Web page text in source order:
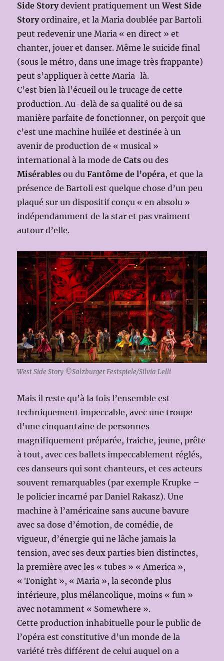
Side Storydevient pratiquement unWest Side
Storyordinaire, et la Maria doublée par Bartoli
peut redevenir une Maria « en direct » et
chanter, jouer et danser. Même le suicide final
(sous le métro, dans une image très frappante)
peut s’appliquer à cette Maria-là.
C’est bien là l’écueil ou le trucage de cette
production. Au-delà de sa qualité ou de sa
manière parfaite de fonctionner, on perçoit que
c’est une machine huilée et destinée à un
avenir de production de « musical »
international à la mode deCats ou des
Misérables ou duFantôme de l’opéra, et que la
présence de Bartoli est quelque chose d’un peu
plaqué sur un dispositif conçu « en absolu »
indépendamment de la star et pas vraiment
autour d’elle.
West Side Story ©Salzburger Festspiele/Silvia Lelli
Mais il reste qu’à la fois l’ensemble est
techniquement impeccable, avec une troupe
d’une cinquantaine de personnes
magnifiquement préparée, fraiche, jeune, prête
à tout, avec ces ballets impeccablement réglés,
ces danseurs qui sont chanteurs, et ces acteurs
souvent remarquables (par exemple Krupke –
le policier incarné par Daniel Rakasz). Une
machine à l’américaine sans aucune bavure
avec sa dose d’émotion, de comédie, de
vigueur, d’énergie qui ne lâche jamais la
tension, avec ses deux parties bien distinctes,
la première avec les « tubes » « America »,
« Tonight », « Maria », la seconde plus
intérieure, plus mélancolique, moins « fun »
avec notamment « Somewhere ».
Cette production inhabituelle pour le public de
l’opéra est constitutive d’un monde de la
variété très différent de celui auquel on a